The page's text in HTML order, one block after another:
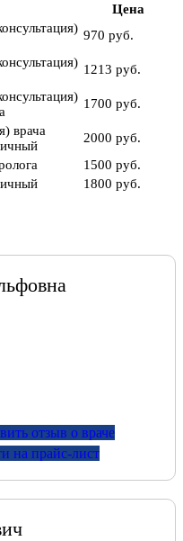
Цена
970 руб.
1213 руб.
1700 руб.
врача
2000 руб.
1500 руб.
1800 руб.
отзыв о враче
на прайс-лист